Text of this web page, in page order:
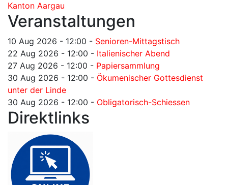
Kanton Aargau
Veranstaltungen
10 Aug 2026 - 12:00 - Senioren-Mittagstisch
22 Aug 2026 - 12:00 - Italienischer Abend
27 Aug 2026 - 12:00 - Papiersammlung
30 Aug 2026 - 12:00 - Ökumenischer Gottesdienst
unter der Linde
30 Aug 2026 - 12:00 - Obligatorisch-Schiessen
Direktlinks